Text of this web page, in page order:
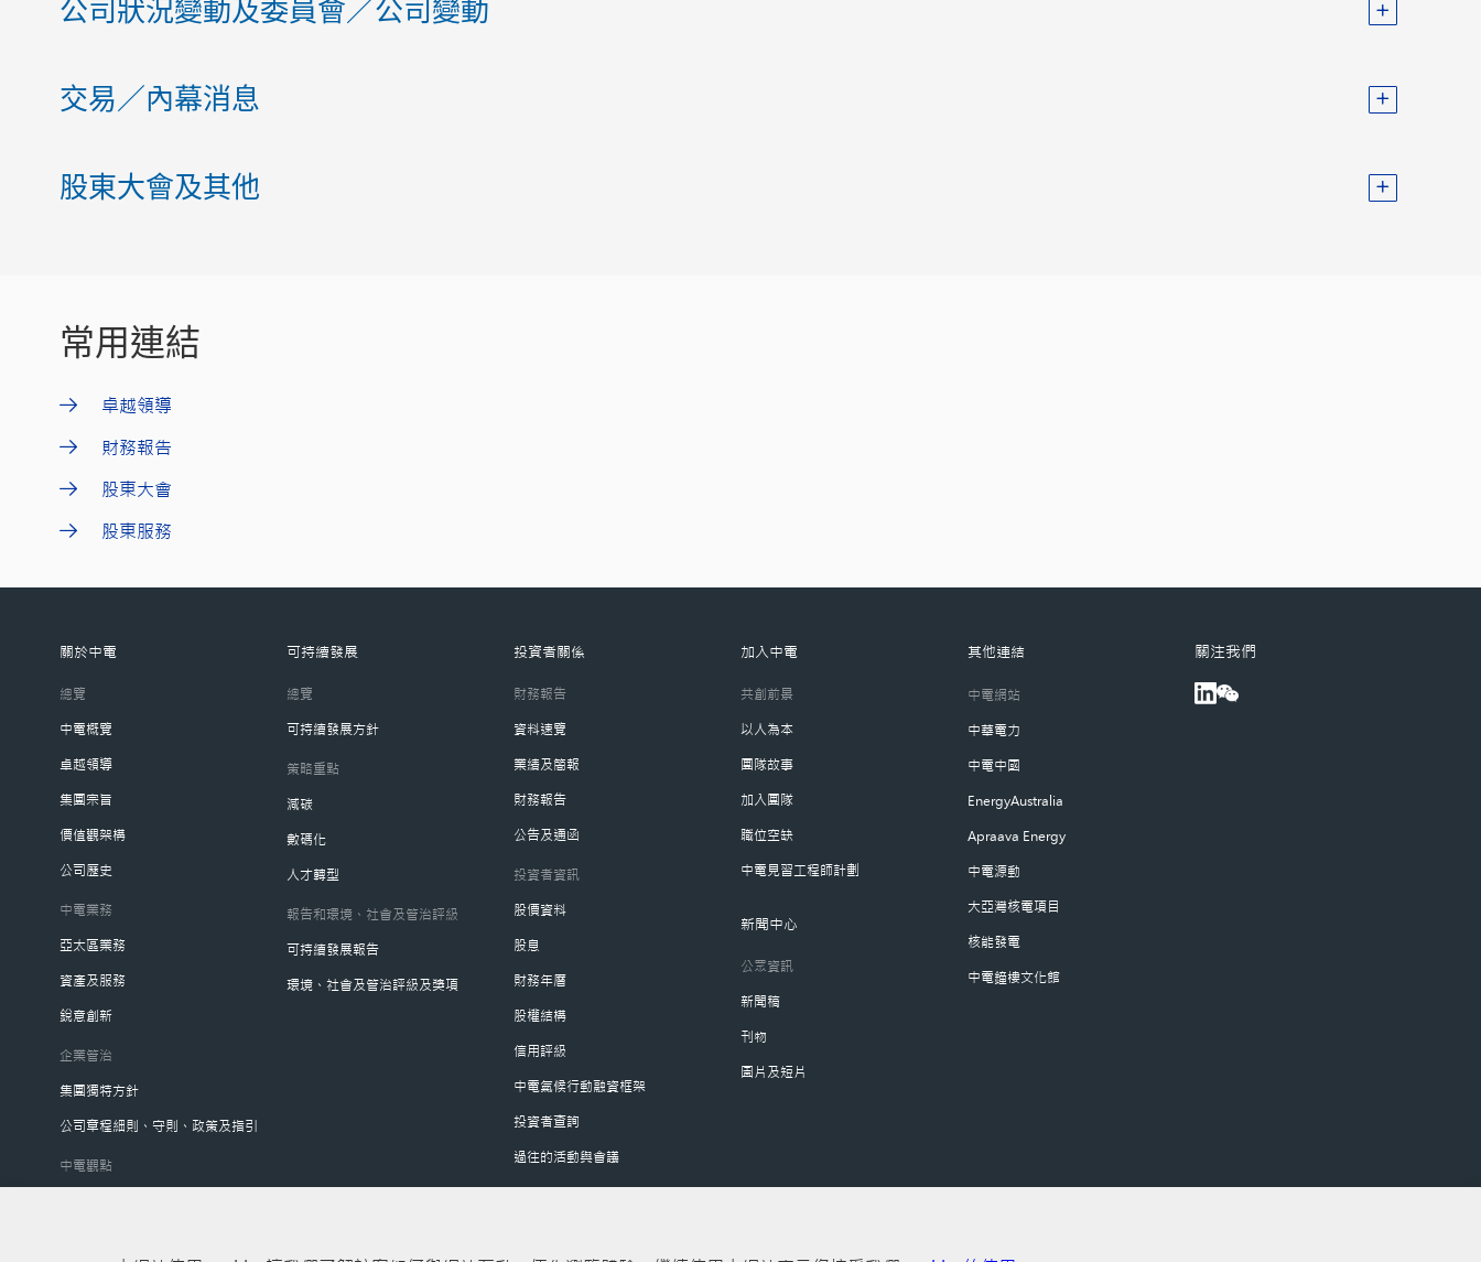
公司狀況變動及委員會／公司變動
交易／內幕消息
股東大會及其他
常用連結
卓越領導
財務報告
股東大會
股東服務
關於中電
總覽
中電概覽
卓越領導
集團宗旨
價值觀架構
公司歷史
中電業務
亞太區業務
資產及服務
銳意創新
企業管治
集團獨特方針
公司章程細則、守則、政策及指引
中電觀點
可持續發展
總覽
可持續發展方針
策略重點
減碳
數碼化
人才轉型
報告和環境、社會及管治評級
可持續發展報告
環境、社會及管治評級及獎項
投資者關係
財務報告
資料速覽
業績及簡報
財務報告
公告及通函
投資者資訊
股價資料
股息
財務年曆
股權結構
信用評級
中電氣候行動融資框架
投資者查詢
過往的活動與會議
加入中電
共創前景
以人為本
團隊故事
加入團隊
職位空缺
中電見習工程師計劃
新聞中心
公眾資訊
新聞稿
刊物
圖片及短片
其他連結
中電網站
中華電力
中電中國
EnergyAustralia
Apraava Energy
中電源動
大亞灣核電項目
核能發電
中電鐘樓文化館
關注我們